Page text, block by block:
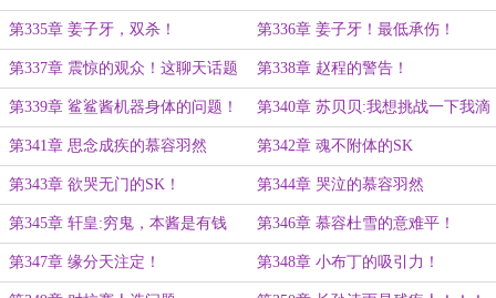
第335章 姜子牙，双杀！ 第336章 姜子牙！最低承伤！
第337章 震惊的观众！这聊天话题
不一般啊！
第338章 赵程的警告！
第339章 鲨鲨酱机器身体的问题！ 第340章 苏贝贝:我想挑战一下我滴
软肋
第341章 思念成疾的慕容羽然 第342章 魂不附体的SK
第343章 欲哭无门的SK！ 第344章 哭泣的慕容羽然
第345章 轩皇:穷鬼，本酱是有钱
人！
第346章 慕容杜雪的意难平！
第347章 缘分天注定！ 第348章 小布丁的吸引力！